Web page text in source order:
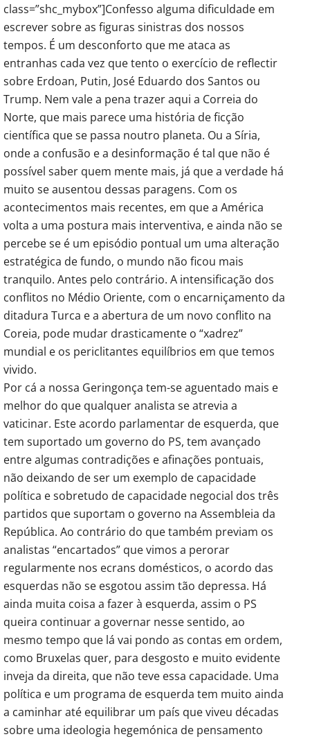
class=”shc_mybox”]Confesso alguma dificuldade em
escrever sobre as figuras sinistras dos nossos
tempos. É um desconforto que me ataca as
entranhas cada vez que tento o exercício de reflectir
sobre Erdoan, Putin, José Eduardo dos Santos ou
Trump. Nem vale a pena trazer aqui a Correia do
Norte, que mais parece uma história de ficção
científica que se passa noutro planeta. Ou a Síria,
onde a confusão e a desinformação é tal que não é
possível saber quem mente mais, já que a verdade há
muito se ausentou dessas paragens. Com os
acontecimentos mais recentes, em que a América
volta a uma postura mais interventiva, e ainda não se
percebe se é um episódio pontual um uma alteração
estratégica de fundo, o mundo não ficou mais
tranquilo. Antes pelo contrário. A intensificação dos
conflitos no Médio Oriente, com o encarniçamento da
ditadura Turca e a abertura de um novo conflito na
Coreia, pode mudar drasticamente o “xadrez”
mundial e os periclitantes equilíbrios em que temos
vivido.
Por cá a nossa Geringonça tem-se aguentado mais e
melhor do que qualquer analista se atrevia a
vaticinar. Este acordo parlamentar de esquerda, que
tem suportado um governo do PS, tem avançado
entre algumas contradições e afinações pontuais,
não deixando de ser um exemplo de capacidade
política e sobretudo de capacidade negocial dos três
partidos que suportam o governo na Assembleia da
República. Ao contrário do que também previam os
analistas “encartados” que vimos a perorar
regularmente nos ecrans domésticos, o acordo das
esquerdas não se esgotou assim tão depressa. Há
ainda muita coisa a fazer à esquerda, assim o PS
queira continuar a governar nesse sentido, ao
mesmo tempo que lá vai pondo as contas em ordem,
como Bruxelas quer, para desgosto e muito evidente
inveja da direita, que não teve essa capacidade. Uma
política e um programa de esquerda tem muito ainda
a caminhar até equilibrar um país que viveu décadas
sobre uma ideologia hegemónica de pensamento